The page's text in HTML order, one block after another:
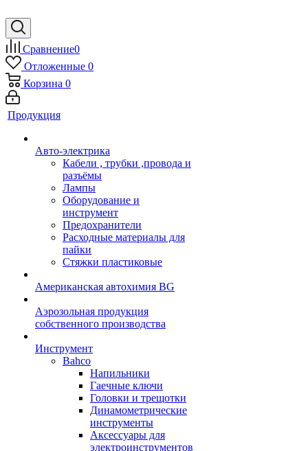
Сравнение0
Отложенные 0
Корзина 0
Продукция
Авто-электрика
Кабели , трубки ,провода и
разъёмы
Лампы
Оборудование и
инструмент
Предохранители
Расходные материалы для
пайки
Стяжки пластиковые
Американская автохимия BG
Аэрозольная продукция
собственного производства
Инструмент
Bahco
Напильники
Гаечные ключи
Головки и трещотки
Динамометрические
инструменты
Аксессуары для
электроинструментов